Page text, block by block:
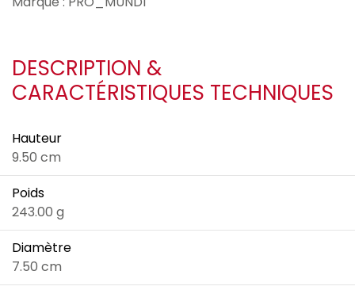
DESCRIPTION &
CARACTÉRISTIQUES TECHNIQUES
Hauteur
9.50 cm
Poids
243.00 g
Diamètre
7.50 cm